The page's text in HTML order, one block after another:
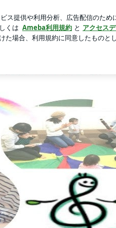
へや』・練馬区ファゴット
ミック教室 おとのへや おとの